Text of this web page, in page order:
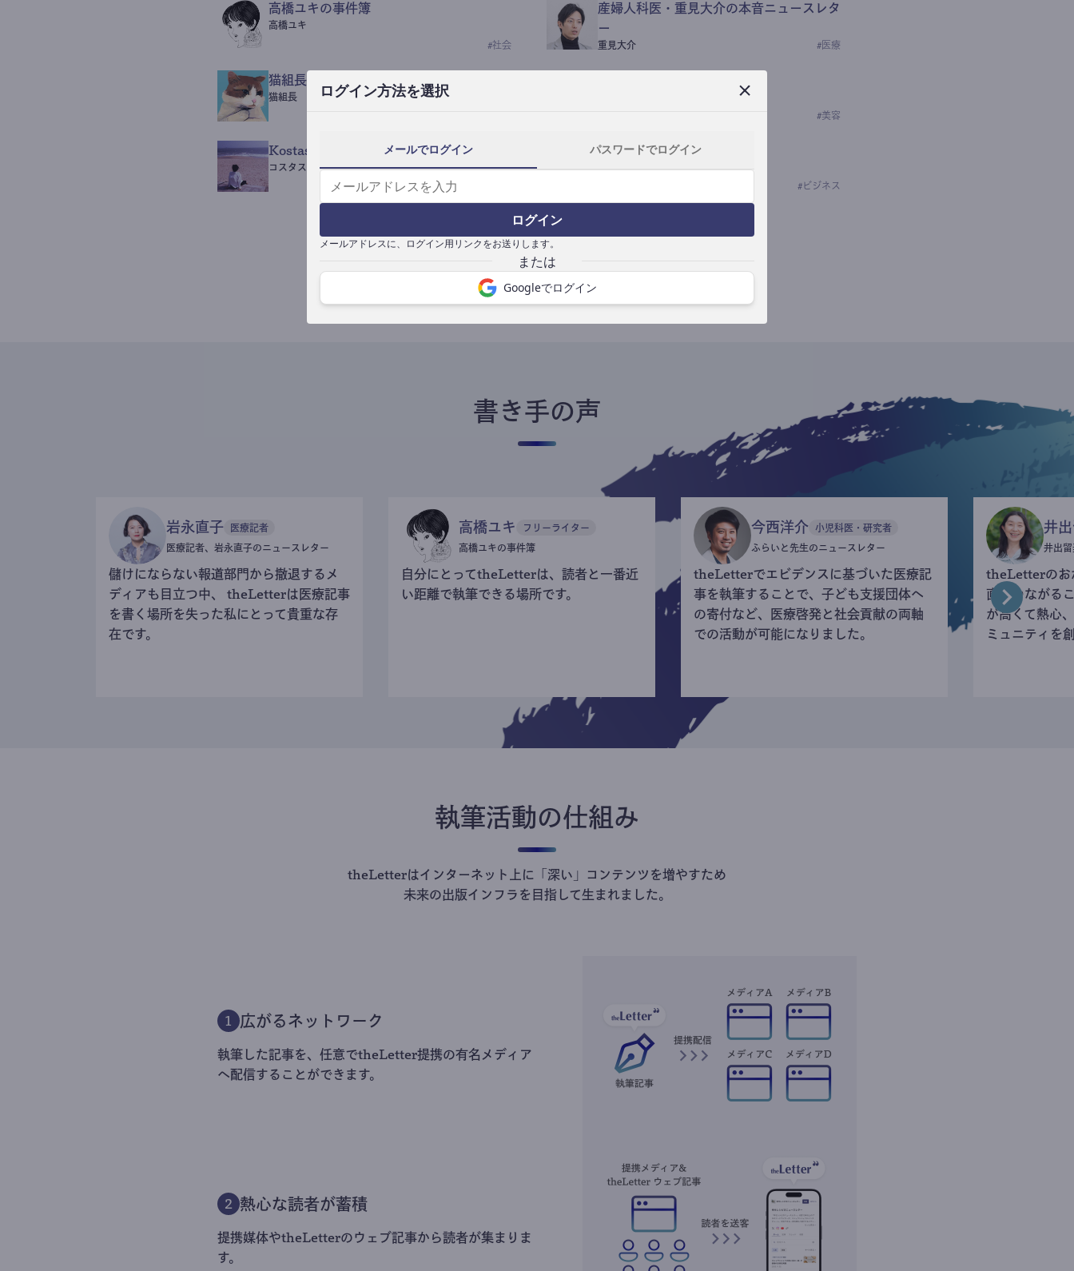
ログイン方法を選択
メールでログイン パスワードでログイン
ログイン
メールアドレスに、ログイン用リンクをお送りします。
Googleでログイン
高橋ユキの事件簿
高橋ユキ
#社会
産婦人科医・重見大介の本音ニュースレタ
ー
重見大介 # 医療
猫組長POST
猫組長
なつなつ（化粧品・皮膚科学の研究者）
#美容
Kostas Beauty News
コスタス
ｺｯｶﾗSaaS
# ビジネス
書き手になる
書き手の声
岩永直子 医療記者
医療記者、岩永直子のニュースレター
儲けにならない報道部門から撤退するメ
ディアも目立つ中、 theLetterは医療記事
を書く場所を失った私にとって貴重な存
在です。
高橋ユキ フリーライター
高橋ユキの事件簿
自分にとってtheLetterは、読者と一番近
い距離で執筆できる場所です。
今西洋介 小児科医・研究者
ふらいと先生のニュースレター
theLetterでエビデンスに基づいた医療記
事を執筆することで、子ども支援団体へ
の寄付など、医療啓発と社会貢献の両軸
での活動が可能になりました。
井
井出
theLetterのお
直接つながる
が高くて熱心
ミュニティを
執筆活動の仕組み
theLetterはインターネット上に「深い」コンテンツを増やすため
未来の出版インフラを目指して生まれました。
1 広がるネットワーク
執筆した記事を、任意でtheLetter提携の有名メディア
へ配信することができます。
2 熱心な読者が蓄積
提携媒体やtheLetterのウェブ記事から読者が集まりま
す。